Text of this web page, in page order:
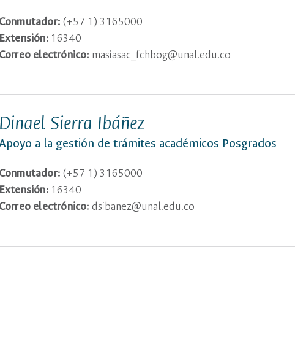
Conmutador: (+57 1) 3165000
Extensión:16340
Correo electrónico: masiasac_fchbog@unal.edu.co
Dinael Sierra Ibáñez
a la gestión de trámites académicos Posgrados
Conmutador: (+57 1) 3165000
Extensión:16340
Correo electrónico: dsibanez@unal.edu.co